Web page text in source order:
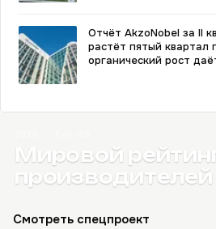
Отчёт AkzoNobel за II
растёт пятый квартал
органический рост
Мировой
Смотреть спецпроект